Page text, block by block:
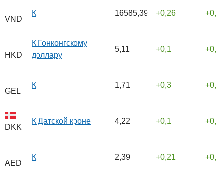
VND
К 16585,39 0,26
HKD
К Гонконгскому
доллару
5,11 0,1
GEL
К 1,71 0,3
DKK
К Датской кроне 4,22 0,1
AED
К 2,39 0,21